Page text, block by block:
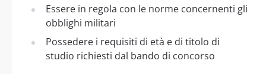
Essere in regola con le norme concernenti gli
obblighi militari
Possedere i requisiti di età e di titolo di
studio richiesti dal bando di concorso